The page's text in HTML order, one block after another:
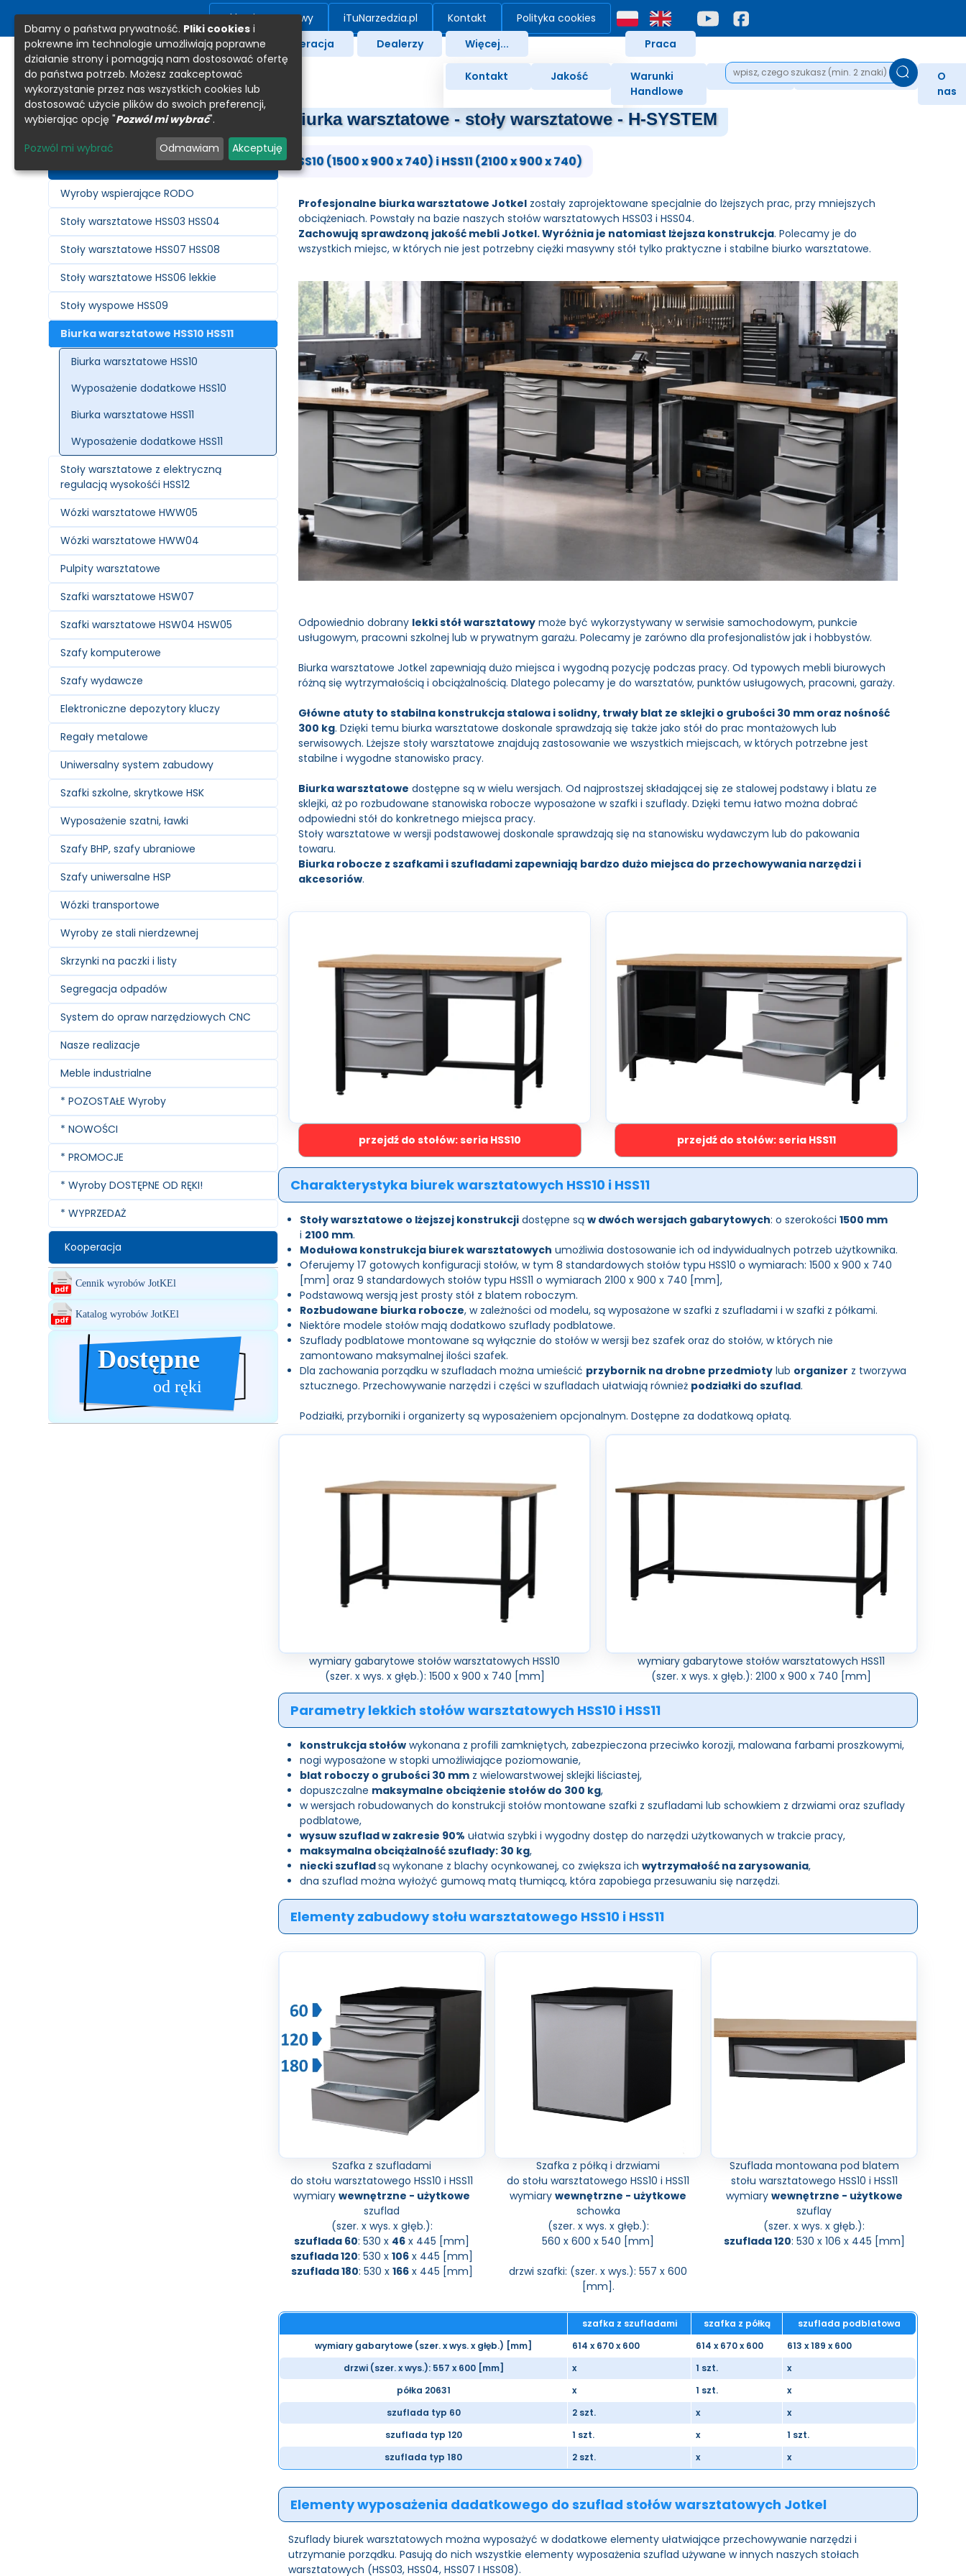
Sklep internetowy iTuNarzedzia.pl Kontakt
Polityka cookies
Produkty
Kooperacja Dealerzy Więcej...
Kontakt Jakość
Warunki
Handlowe
Nagrody Podziękowania
O
nas
Praca
Wyroby wspierające RODO
Stoły warsztatowe HSS03 HSS04
Stoły warsztatowe HSS07 HSS08
Stoły warsztatowe HSS06 lekkie
Stoły wyspowe HSS09
Biurka warsztatowe HSS10 HSS11
Biurka warsztatowe HSS10
Wyposażenie dodatkowe HSS10
Biurka warsztatowe HSS11
Wyposażenie dodatkowe HSS11
Stoły warsztatowe z elektryczną
regulacją wysokośći HSS12
Wózki warsztatowe HWW05
Wózki warsztatowe HWW04
Pulpity warsztatowe
Szafki warsztatowe HSW07
Szafki warsztatowe HSW04 HSW05
Szafy komputerowe
Szafy wydawcze
Elektroniczne depozytory kluczy
Regały metalowe
Uniwersalny system zabudowy
Szafki szkolne, skrytkowe HSK
Wyposażenie szatni, ławki
Szafy BHP, szafy ubraniowe
Szafy uniwersalne HSP
Wózki transportowe
Wyroby ze stali nierdzewnej
Skrzynki na paczki i listy
Segregacja odpadów
System do opraw narzędziowych CNC
Nasze realizacje
Meble industrialne
* POZOSTAŁE Wyroby
* NOWOŚCI
* PROMOCJE
* Wyroby DOSTĘPNE OD RĘKI!
* WYPRZEDAŻ
Kooperacja
Cennik wyrobów JotKEl
Katalog wyrobów JotKEl
Dostępne
Dostępne
od ręki
Biurka warsztatowe - stoły warsztatowe - H-SYSTEM
HSS10 (1500 x 900 x 740) i HSS11 (2100 x 900 x 740)
Profesjonalne biurka warsztatowe Jotkel zostały zaprojektowane specjalnie do lżejszych prac, przy mniejszych
obciążeniach. Powstały na bazie naszych stołów warsztatowych HSS03 i HSS04.
Zachowują sprawdzoną jakość mebli Jotkel. Wyróżnia je natomiast lżejsza konstrukcja. Polecamy je do
wszystkich miejsc, w których nie jest potrzebny ciężki masywny stół tylko praktyczne i stabilne biurko warsztatowe.
Odpowiednio dobrany lekki stół warsztatowy może być wykorzystywany w serwisie samochodowym, punkcie
usługowym, pracowni szkolnej lub w prywatnym garażu. Polecamy je zarówno dla profesjonalistów jak i hobbystów.
Biurka warsztatowe Jotkel zapewniają dużo miejsca i wygodną pozycję podczas pracy. Od typowych mebli biurowych
różną się wytrzymałością i obciążalnością. Dlatego polecamy je do warsztatów, punktów usługowych, pracowni, garaży.
Główne atuty to stabilna konstrukcja stalowa i solidny, trwały blat ze sklejki o grubości 30 mm oraz nośność
300 kg. Dzięki temu biurka warsztatowe doskonale sprawdzają się także jako stół do prac montażowych lub
serwisowych. Lżejsze stoły warsztatowe znajdują zastosowanie we wszystkich miejscach, w których potrzebne jest
stabilne i wygodne stanowisko pracy.
Biurka warsztatowe dostępne są w wielu wersjach. Od najprostszej składającej się ze stalowej podstawy i blatu ze
sklejki, aż po rozbudowane stanowiska robocze wyposażone w szafki i szuflady. Dzięki temu łatwo można dobrać
odpowiedni stół do konkretnego miejsca pracy.
Stoły warsztatowe w wersji podstawowej doskonale sprawdzają się na stanowisku wydawczym lub do pakowania
towaru.
Biurka robocze z szafkami i szufladami zapewniają bardzo dużo miejsca do przechowywania narzędzi i
akcesoriów.
przejdź do stołów: seria HSS10 przejdź do stołów: seria HSS11
Charakterystyka biurek warsztatowych HSS10 i HSS11
Stoły warsztatowe o lżejszej konstrukcji dostępne sąw dwóch wersjach gabarytowych: o szerokości1500 mm
i 2100 mm.
Modułowa konstrukcja biurek warsztatowych umożliwia dostosowanie ich od indywidualnych potrzeb użytkownika.
Oferujemy 17 gotowych konfiguracji stołów, w tym 8 standardowych stołów typu HSS10 o wymiarach: 1500 x 900 x 740
[mm] oraz 9 standardowych stołów typu HSS11 o wymiarach 2100 x 900 x 740 [mm],
Podstawową wersją jest prosty stół z blatem roboczym.
Rozbudowane biurka robocze, w zależności od modelu, są wyposażone w szafki z szufladami i w szafki z półkami.
Niektóre modele stołów mają dodatkowo szuflady podblatowe.
Szuflady podblatowe montowane są wyłącznie do stołów w wersji bez szafek oraz do stołów, w których nie
zamontowano maksymalnej ilości szafek.
Dla zachowania porządku w szufladach można umieścić przybornik na drobne przedmioty lub organizer z tworzywa
sztucznego. Przechowywanie narzędzi i części w szufladach ułatwiają również podziałki do szuflad.
Podziałki, przyborniki i organizerty są wyposażeniem opcjonalnym. Dostępne za dodatkową opłatą.
wymiary gabarytowe stołów warsztatowych HSS10
(szer. x wys. x głęb.): 1500 x 900 x 740 [mm]
wymiary gabarytowe stołów warsztatowych HSS11
(szer. x wys. x głęb.): 2100 x 900 x 740 [mm]
Parametry lekkich stołów warsztatowych HSS10 i HSS11
konstrukcja stołów wykonana z profili zamkniętych, zabezpieczona przeciwko korozji, malowana farbami proszkowymi,
nogi wyposażone w stopki umożliwiające poziomowanie,
blat roboczy o grubości 30 mm z wielowarstwowej sklejki liściastej,
dopuszczalne maksymalne obciążenie stołów do 300 kg,
w wersjach robudowanych do konstrukcji stołów montowane szafki z szufladami lub schowkiem z drzwiami oraz szuflady
podblatowe,
wysuw szuflad w zakresie 90% ułatwia szybki i wygodny dostęp do narzędzi użytkowanych w trakcie pracy,
maksymalna obciążalność szuflady: 30 kg,
niecki szufladsą wykonane z blachy ocynkowanej, co zwiększa ichwytrzymałość na zarysowania,
dna szuflad można wyłożyć gumową matą tłumiącą, która zapobiega przesuwaniu się narzędzi.
Elementy zabudowy stołu warsztatowego HSS10 i HSS11
Szafka z szufladami
do stołu warsztatowego HSS10 i HSS11
wymiarywewnętrzne - użytkowe
szuflad
(szer. x wys. x głęb.):
szuflada 60: 530 x 46 x 445 [mm]
szuflada 120: 530 x106 x 445 [mm]
szuflada 180: 530 x 166x 445 [mm]
Szafka z półką i drzwiami
do stołu warsztatowego HSS10 i HSS11
wymiary wewnętrzne - użytkowe
schowka
(szer. x wys. x głęb.):
560 x 600 x 540 [mm]
drzwi szafki: (szer. x wys.): 557 x 600
[mm].
Szuflada montowana pod blatem
stołu warsztatowego HSS10 i HSS11
wymiary wewnętrzne - użytkowe
szuflay
(szer. x wys. x głęb.):
szuflada 120: 530 x 106 x 445 [mm]
szafka z szufladami szafka z półką
szuflada podblatowa
wymiary gabarytowe (szer. x wys. x głęb.) [mm]
614 x 670 x 600 614 x 670 x 600
613 x 189 x 600
drzwi (szer. x wys.): 557 x 600 [mm]
x 1 szt.
x
półka 20631
x 1 szt.
x
szuflada typ 60
2 szt. x
x
szuflada typ 120
1 szt. x
1 szt.
szuflada typ 180
2 szt. x x
Elementy wyposażenia dadatkowego do szuflad stołów warsztatowych Jotkel
Szuflady biurek warsztatowych można wyposażyć w dodatkowe elementy ułatwiające przechowywanie narzędzi i
utrzymanie porządku. Pasują do nich wszystkie elementy wyposażenia szuflad używane w innych naszych stołach
warsztatowych (HSS03, HSS04, HSS07 I HSS08).
Dbamy o państwa prywatność. Pliki cookies i
pokrewne im technologie umożliwiają poprawne
działanie strony i pomagają nam dostosować ofertę
do państwa potrzeb. Możesz zaakceptować
wykorzystanie przez nas wszystkich cookies lub
dostosować użycie plików do swoich preferencji,
wybierając opcję "Pozwól mi wybrać".
Pozwól mi wybrać Odmawiam Akceptuję